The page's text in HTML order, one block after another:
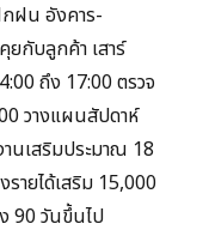
กฝน อังคาร-
กับลูกค้า เสาร์
ถึง 17:00 ตรวจ
วางแผนสัปดาห์
นเสริมประมาณ 18
รายได้เสริม 15,000
90 วันขึ้นไป